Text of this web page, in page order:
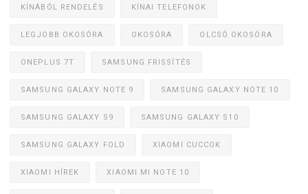
KÍNÁBÓL RENDELÉS KÍNAI TELEFONOK
LEGJOBB OKOSÓRA OKOSÓRA OLCSÓ OKOSÓRA
ONEPLUS 7T SAMSUNG FRISSÍTÉS
SAMSUNG GALAXY NOTE 9 SAMSUNG GALAXY NOTE 10
SAMSUNG GALAXY S9 SAMSUNG GALAXY S10
SAMSUNG GALAXY FOLD XIAOMI CUCCOK
XIAOMI HÍREK XIAOMI MI NOTE 10